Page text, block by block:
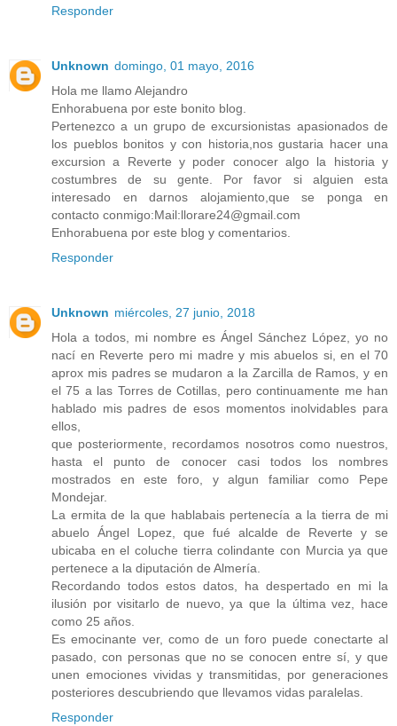
Responder
Unknown domingo, 01 mayo, 2016
Hola me llamo Alejandro
Enhorabuena por este bonito blog.
Pertenezco a un grupo de excursionistas apasionados de
los pueblos bonitos y con historia,nos gustaria hacer una
excursion a Reverte y poder conocer algo la historia y
costumbres de su gente. Por favor si alguien esta
interesado en darnos alojamiento,que se ponga en
contacto conmigo:Mail:llorare24@gmail.com
Enhorabuena por este blog y comentarios.
Responder
Unknown miércoles, 27 junio, 2018
Hola a todos, mi nombre es Ángel Sánchez López, yo no
nací en Reverte pero mi madre y mis abuelos si, en el 70
aprox mis padres se mudaron a la Zarcilla de Ramos, y en
el 75 a las Torres de Cotillas, pero continuamente me han
hablado mis padres de esos momentos inolvidables para
ellos,
que posteriormente, recordamos nosotros como nuestros,
hasta el punto de conocer casi todos los nombres
mostrados en este foro, y algun familiar como Pepe
Mondejar.
La ermita de la que hablabais pertenecía a la tierra de mi
abuelo Ángel Lopez, que fué alcalde de Reverte y se
ubicaba en el coluche tierra colindante con Murcia ya que
pertenece a la diputación de Almería.
Recordando todos estos datos, ha despertado en mi la
ilusión por visitarlo de nuevo, ya que la última vez, hace
como 25 años.
Es emocinante ver, como de un foro puede conectarte al
pasado, con personas que no se conocen entre sí, y que
unen emociones vividas y transmitidas, por generaciones
posteriores descubriendo que llevamos vidas paralelas.
Responder